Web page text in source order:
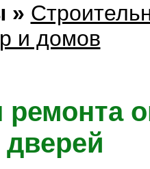
»
и домов
ремонта